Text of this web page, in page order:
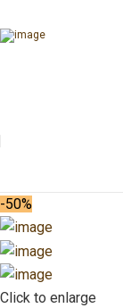
-50%
Click to enlarge